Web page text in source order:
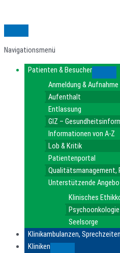
Navigationsmenü
Patienten & Besucher
Anmeldung & Aufnahme
Aufenthalt
Entlassung
GIZ –
Informationen von A-Z
Lob & Kritik
Patientenportal
Qualitätsmanagement,
Unterstützende
Klinisches
Psychoonkologie
Seelsorge
Klinikambulanzen,
Kliniken